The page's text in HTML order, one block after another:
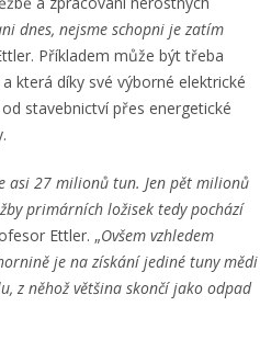
dnes, nejsme schopni je zatím
Příkladem může být třeba
která díky své výborné elektrické
stavebnictví přes energetické
asi 27 milionů tun. Jen pět milionů
primárních ložisek tedy pochází
Ettler. „Ovšem vzhledem
je na získání jediné tuny mědi
z něhož většina skončí jako odpad